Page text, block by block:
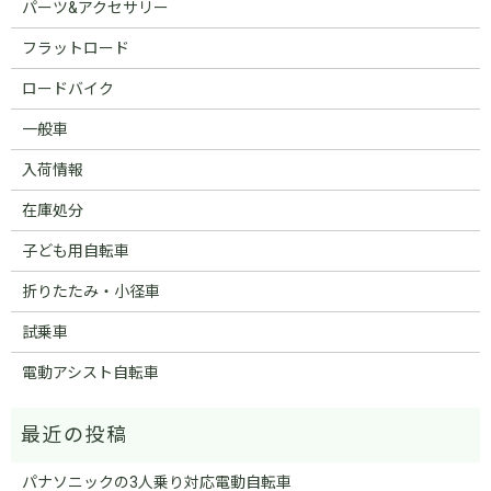
パーツ&アクセサリー
フラットロード
ロードバイク
一般車
入荷情報
在庫処分
子ども用自転車
折りたたみ・小径車
試乗車
電動アシスト自転車
パナソニックの3人乗り対応電動自転車